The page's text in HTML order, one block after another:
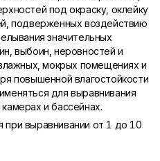
под окраску, оклейку
подверженных воздействию
значительных
выбоин, неровностей и
мокрых помещениях и
повышенной влагостойкости
для выравнивания
и бассейнах.
выравнивании от 1 до 10